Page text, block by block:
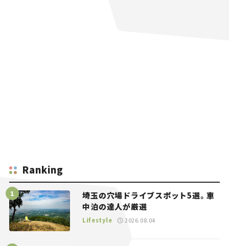
Ranking
埼玉の穴場ドライブスポット5選。車
中泊の達人が厳選
Lifestyle 2026.08.04